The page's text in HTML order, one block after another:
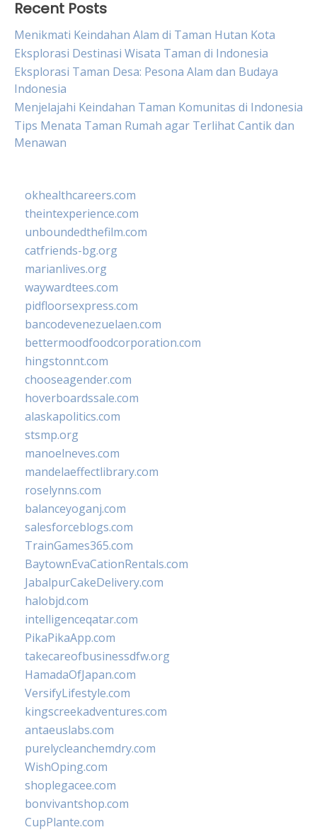
Recent Posts
Menikmati Keindahan Alam di Taman Hutan Kota
Eksplorasi Destinasi Wisata Taman di Indonesia
Eksplorasi Taman Desa: Pesona Alam dan Budaya
Indonesia
Menjelajahi Keindahan Taman Komunitas di Indonesia
Tips Menata Taman Rumah agar Terlihat Cantik dan
Menawan
okhealthcareers.com
theintexperience.com
unboundedthefilm.com
catfriends-bg.org
marianlives.org
waywardtees.com
pidfloorsexpress.com
bancodevenezuelaen.com
bettermoodfoodcorporation.com
hingstonnt.com
chooseagender.com
hoverboardssale.com
alaskapolitics.com
stsmp.org
manoelneves.com
mandelaeffectlibrary.com
roselynns.com
balanceyoganj.com
salesforceblogs.com
TrainGames365.com
BaytownEvaCationRentals.com
JabalpurCakeDelivery.com
halobjd.com
intelligenceqatar.com
PikaPikaApp.com
takecareofbusinessdfw.org
HamadaOfJapan.com
VersifyLifestyle.com
kingscreekadventures.com
antaeuslabs.com
purelycleanchemdry.com
WishOping.com
shoplegacee.com
bonvivantshop.com
CupPlante.com